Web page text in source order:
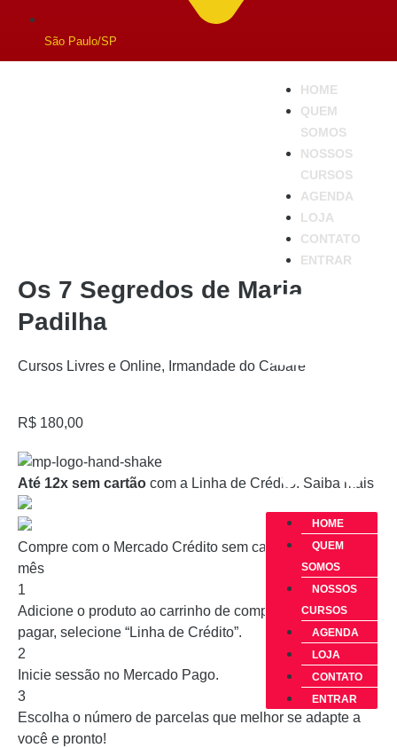
São Paulo/SP
HOME
QUEM
SOMOS
NOSSOS
CURSOS
AGENDA
LOJA
CONTATO
ENTRAR
HOME
QUEM
SOMOS
NOSSOS
CURSOS
AGENDA
LOJA
CONTATO
ENTRAR
Os 7 Segredos de Maria
Padilha
Cursos Livres e Online, Irmandade do Cabaré
R$ 180,00
Até 12x sem cartão com a Linha de Crédito. Saiba mais
Compre com o Mercado Crédito sem cartão e pague por
mês
1
Adicione o produto ao carrinho de compras e, na hora de
pagar, selecione “Linha de Crédito”.
2
Inicie sessão no Mercado Pago.
3
Escolha o número de parcelas que melhor se adapte a
você e pronto!